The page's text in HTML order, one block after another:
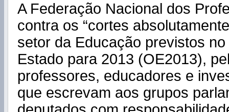
A Federação Nacional dos
contra os “cortes
setor da Educação previstos
Estado para 2013 (OE2013),
professores, educadores e
que escrevam aos grupos